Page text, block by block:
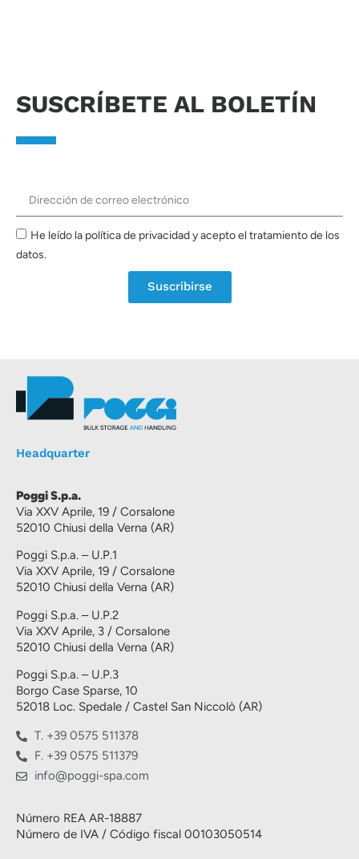
SUSCRÍBETE AL BOLETÍN
He leído la política de privacidad y acepto el tratamiento de los
datos.
Suscribirse
Headquarter
Poggi S.p.a.
Via XXV Aprile, 19 / Corsalone
52010 Chiusi della Verna (AR)
Poggi S.p.a. – U.P.1
Via XXV Aprile, 19 / Corsalone
52010 Chiusi della Verna (AR)
Poggi S.p.a. – U.P.2
Via XXV Aprile, 3 / Corsalone
52010 Chiusi della Verna (AR)
Poggi S.p.a. – U.P.3
Borgo Case Sparse, 10
52018 Loc. Spedale / Castel San Niccolò (AR)
T. +39 0575 511378
F. +39 0575 511379
info@poggi-spa.com
Número REA AR-18887
Número de IVA / Código fiscal 00103050514